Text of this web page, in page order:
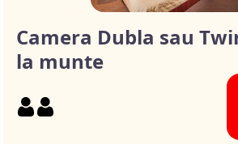
Camera Dubla sau
la munte